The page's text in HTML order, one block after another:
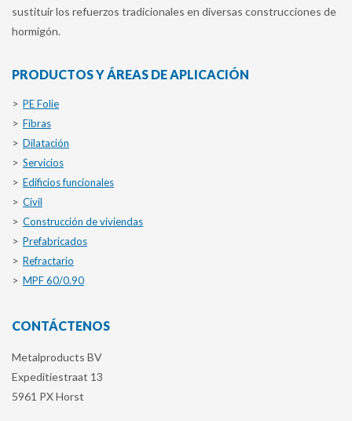
sustituir los refuerzos tradicionales en diversas construcciones de
hormigón.
PRODUCTOS Y ÁREAS DE APLICACIÓN
PE Folie
Fibras
Dilatación
Servicios
Edificios funcionales
Civil
Construcción de viviendas
Prefabricados
Refractario
MPF 60/0.90
CONTÁCTENOS
Metalproducts BV
Expeditiestraat 13
5961 PX Horst